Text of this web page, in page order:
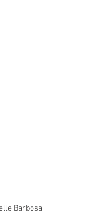
Barbosa